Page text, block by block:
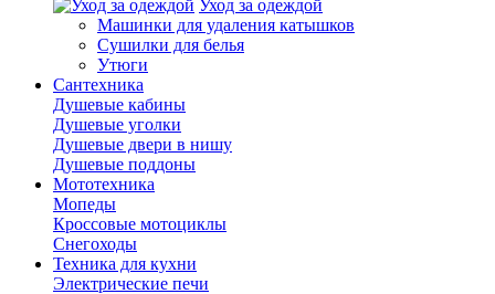
Уход за одеждой
Машинки для удаления катышков
Сушилки для белья
Утюги
Сантехника
Душевые кабины
Душевые уголки
Душевые двери в нишу
Душевые поддоны
Мототехника
Мопеды
Кроссовые мотоциклы
Снегоходы
Техника для кухни
Электрические печи